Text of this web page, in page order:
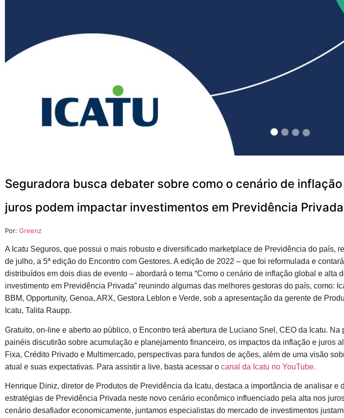
Seguradora busca debater sobre como o cenário de
juros podem impactar investimentos em Previdência Privada
Por: Greenz
A Icatu Seguros, que possui o mais robusto e diversificado marketplace de Previdência do país,
de julho, a 5ª edição do Encontro com Gestores. A edição de 2022 – que foi reformulada e
distribuídos em dois dias de evento – abordará o tema “Como o cenário de inflação global e alta
investimento em Previdência Privada” reunindo algumas das melhores gestoras do país, como:
BBM, Opportunity, Genoa, ARX, Gestora Leblon e Verde, sob a apresentação da gerente de
Icatu, Talita Raupp.
Gratuito, on-line e aberto ao público, o Encontro terá abertura de Luciano Snel, CEO da Icatu. Na
painéis discutirão sobre acumulação e planejamento financeiro, os impactos da inflação e juros
Fixa, Crédito Privado e Multimercado, perspectivas para fundos de ações, além de uma visão
atual e suas expectativas. Para assistir a live, basta acessar o canal da Icatu no YouTube.
Henrique Diniz, diretor de Produtos de Previdência da Icatu, destaca a importância de analisar e
estratégias de Previdência Privada neste novo cenário econômico influenciado pela alta nos
cenário desafiador economicamente, juntamos especialistas do mercado de investimentos